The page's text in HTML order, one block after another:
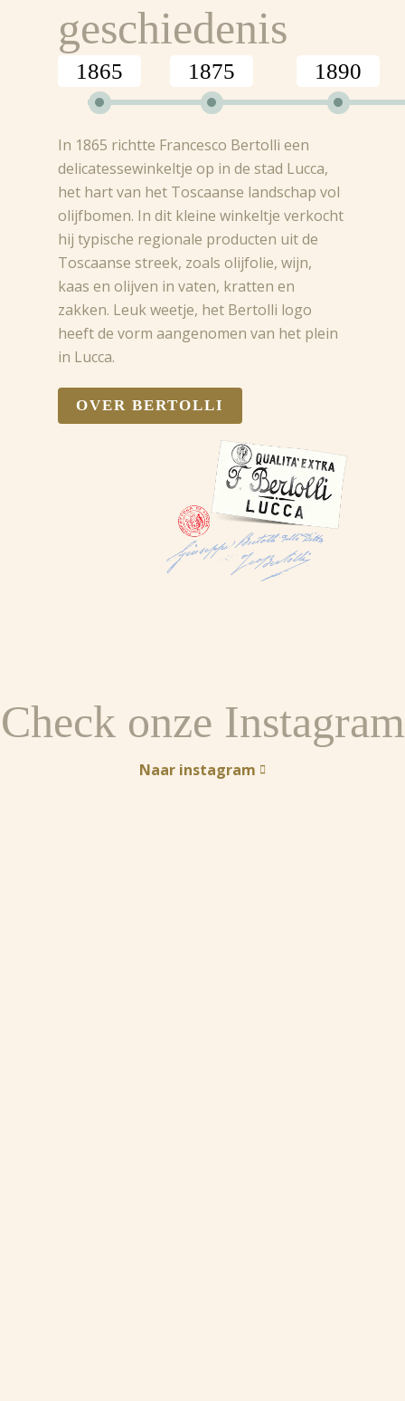
geschiedenis
1865 1875 1890
In 1865 richtte Francesco Bertolli een
delicatessewinkeltje op in de stad Lucca,
het hart van het Toscaanse landschap vol
olijfbomen. In dit kleine winkeltje verkocht
hij typische regionale producten uit de
Toscaanse streek, zoals olijfolie, wijn,
kaas en olijven in vaten, kratten en
zakken. Leuk weetje, het Bertolli logo
heeft de vorm aangenomen van het plein
in Lucca.
OVER BERTOLLI
Check onze Instagram
Naar instagram